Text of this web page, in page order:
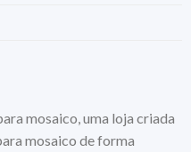
mosaico, uma loja criada
mosaico de forma